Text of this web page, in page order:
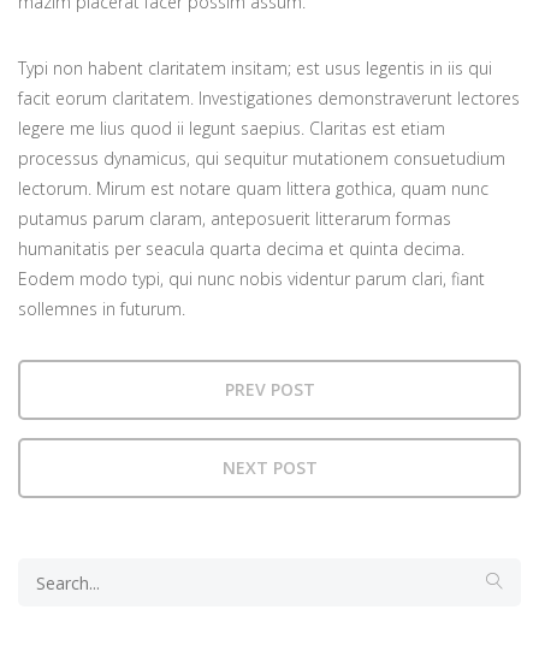
Typi non habent claritatem insitam; est usus legentis in iis qui
facit eorum claritatem. Investigationes demonstraverunt lectores
legere me lius quod ii legunt saepius. Claritas est etiam
processus dynamicus, qui sequitur mutationem consuetudium
lectorum. Mirum est notare quam littera gothica, quam nunc
putamus parum claram, anteposuerit litterarum formas
humanitatis per seacula quarta decima et quinta decima.
Eodem modo typi, qui nunc nobis videntur parum clari, fiant
sollemnes in futurum.
PREV POST
NEXT POST